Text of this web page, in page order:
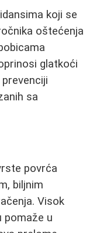
koji se
oštećenja
glatkoći
sa
povrća
biljnim
Visok
pomaže u